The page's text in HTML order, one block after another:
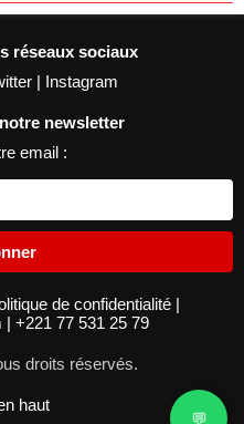
réseaux sociaux
| Instagram
newsletter
email :
de confidentialité |
| +221 77 531 25 79
droits réservés.
haut
💬